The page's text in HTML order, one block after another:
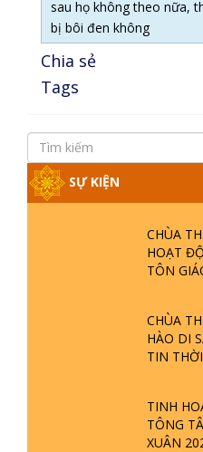
sau họ không theo nữa,
bị bôi đen không
Chia sẻ
Tags
SỰ KIỆN
CHÙA
HOẠT
TÔN
CHÙA
HÀO DI
TIN
TINH
TÔNG
XUÂN